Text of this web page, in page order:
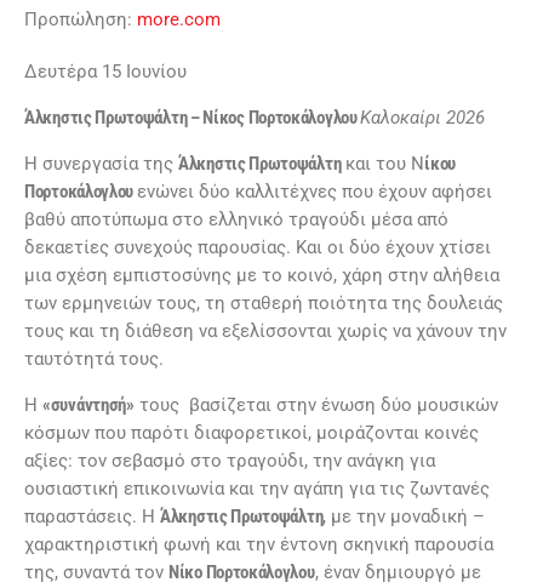
Προπώληση: more.com
Δευτέρα 15 Ιουνίου
Άλκηστις Πρωτοψάλτη – Νίκος ΠορτοκάλογλουΚαλοκαίρι 2026
Η συνεργασία της Άλκηστις Πρωτοψάλτηκαι του Ν ίκου
Πορτοκάλογλουενώνει δύο καλλιτέχνες που έχουν αφήσει
βαθύ αποτύπωμα στο ελληνικό τραγούδι μέσα από
δεκαετίες συνεχούς παρουσίας. Και οι δύο έχουν χτίσει
μια σχέση εμπιστοσύνης με το κοινό, χάρη στην αλήθεια
των ερμηνειών τους, τη σταθερή ποιότητα της δουλειάς
τους και τη διάθεση να εξελίσσονται χωρίς να χάνουν την
ταυτότητά τους.
Η «συνάντησή» τους βασίζεται στην ένωση δύο μουσικών
κόσμων που παρότι διαφορετικοί, μοιράζονται κοινές
αξίες: τον σεβασμό στο τραγούδι, την ανάγκη για
ουσιαστική επικοινωνία και την αγάπη για τις ζωντανές
παραστάσεις. Η Άλκηστις Πρωτοψάλτη, με την μοναδική –
χαρακτηριστική φωνή και την έντονη σκηνική παρουσία
της, συναντά τον Νίκο Πορτοκάλογλου, έναν δημιουργό με